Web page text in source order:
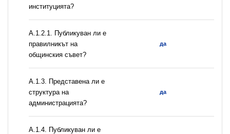
институцията?
А.1.2.1. Публикуван ли е
правилникът на
общинския съвет?
да
A.1.3. Представена ли е
структура на
администрацията?
да
А.1.4. Публикуван ли е